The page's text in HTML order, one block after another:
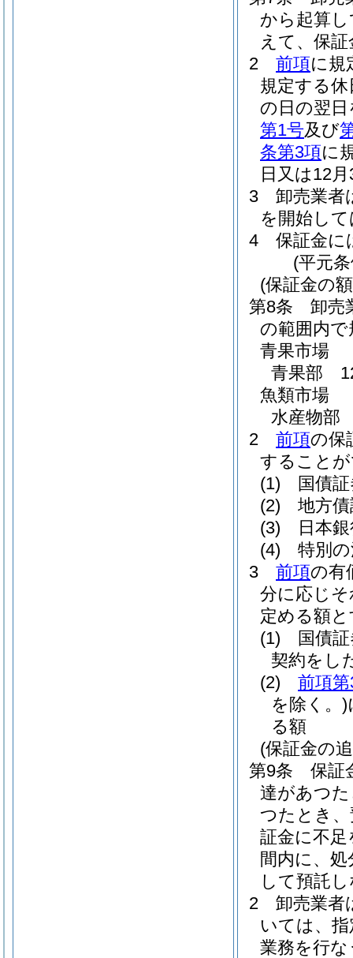
から起算
えて、保
2
前項に規
規定する
の日の翌
第1号及び
条第3項に
日又は12
3
卸売業者
を開始し
4
保証金に
(平元
(保証金の
第8条
卸売
の範囲内
青果市場
青果部
魚類市場
水産物部
2
前項の保
すること
(1)
国債
(2)
地方
(3)
日本
(4)
特別
3
前項の有
分に応じ
定める額
(1)
国債
契約をし
(2)
前項
を除く。)
る額
(保証金の
第9条
保証
達があつ
つたとき
証金に不
間内に、
して預託
2
卸売業者
いては、
業務を行